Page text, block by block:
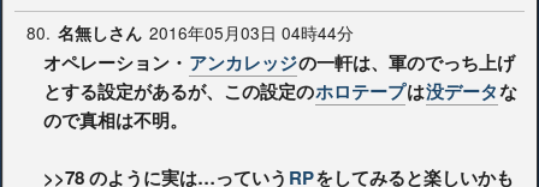
80. 名無しさん 2016年05月03日 04時44分
オペレーション・ アンカレッジの一軒は、軍のでっち上げ
とする設定があるが、この設定のホロテープは没データな
ので真相は不明。
>>78のように実は…っていう RPをしてみると楽しいかも